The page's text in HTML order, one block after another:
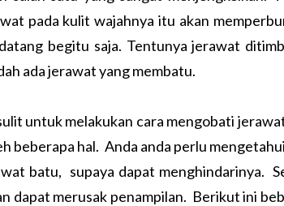
pada kulit wajahnya itu akan
begitu saja. Tentunya jerawat
ada jerawat yang membatu.
untuk melakukan cara mengobati
beberapa hal. Anda anda perlu
batu, supaya dapat menghindarinya.
dapat merusak penampilan. Berikut ini